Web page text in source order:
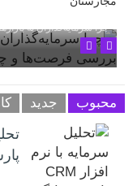
چرا سرمایه‌گذاران به
محبوب جدید